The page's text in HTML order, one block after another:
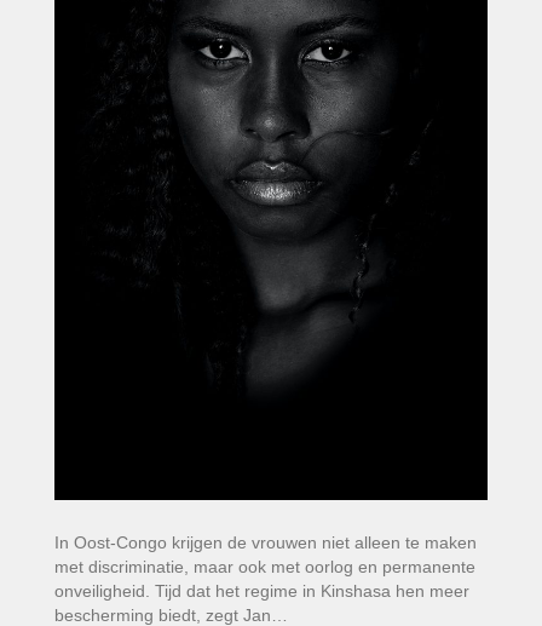
In Oost-Congo krijgen de vrouwen niet alleen te maken
met discriminatie, maar ook met oorlog en permanente
onveiligheid. Tijd dat het regime in Kinshasa hen meer
bescherming biedt, zegt Jan…